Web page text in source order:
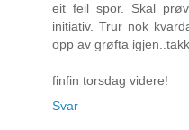
eit feil spor. Skal
initiativ. Trur nok
opp av grøfta
finfin torsdag videre!
Svar